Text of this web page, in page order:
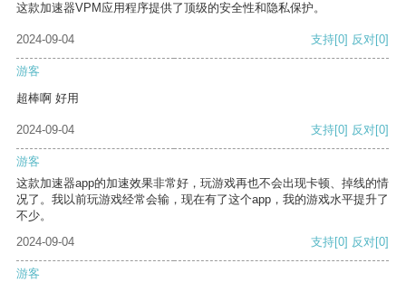
这款加速器VPM应用程序提供了顶级的安全性和隐私保护。
2024-09-04 支持[0] 反对[0]
游客
超棒啊 好用
2024-09-04 支持[0] 反对[0]
游客
这款加速器app的加速效果非常好，玩游戏再也不会出现卡顿、掉线的情
况了。我以前玩游戏经常会输，现在有了这个app，我的游戏水平提升了
不少。
2024-09-04
支持[0] 反对[0]
游客